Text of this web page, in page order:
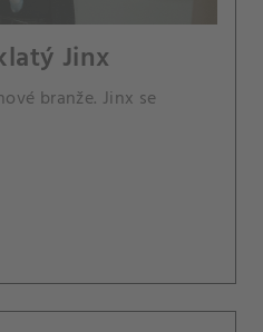
Jinx
branže. Jinx se